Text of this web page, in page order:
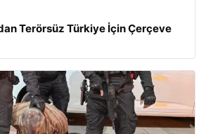
Terörsüz Türkiye İçin Çerçeve